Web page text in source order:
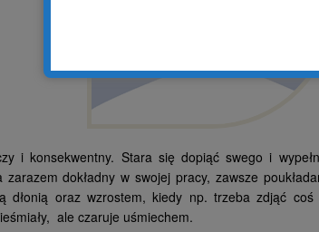
i konsekwentny. Stara się dopiąć swego i
zarazem dokładny w swojej pracy, zawsze
dłonią oraz wzrostem, kiedy np. trzeba zdjąć coś
ale czaruje uśmiechem.